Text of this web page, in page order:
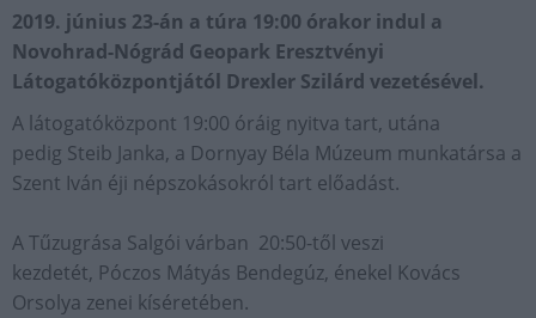
2019. június 23-án a túra 19:00 órakor indul a
Novohrad-Nógrád Geopark Eresztvényi
Látogatóközpontjától Drexler Szilárd vezetésével.
A látogatóközpont 19:00 óráig nyitva tart, utána
pedig Steib Janka, a Dornyay Béla Múzeum munkatársa a
Szent Iván éji népszokásokról tart előadást.
A Tűzugrása Salgói várban 20:50-től veszi
kezdetét, Póczos Mátyás Bendegúz, énekel Kovács
Orsolya zenei kíséretében.